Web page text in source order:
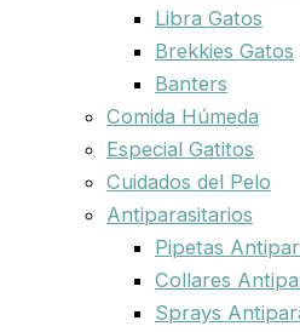
Libra Gatos
Brekkies Gatos
Banters
Comida Húmeda
Especial Gatitos
Cuidados del Pelo
Antiparasitarios
Pipetas
Collares
Sprays